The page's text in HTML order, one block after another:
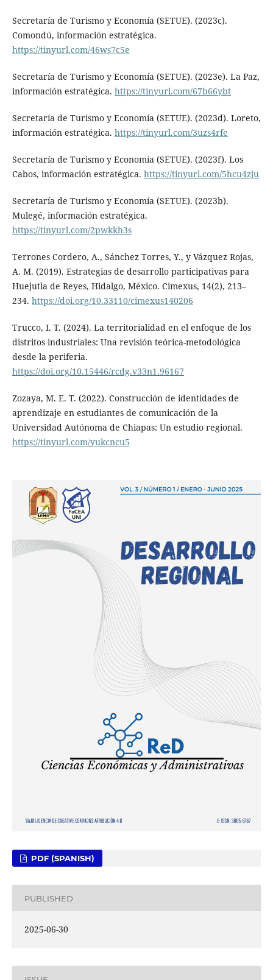
Secretaría de Turismo y Economía (SETUE). (2023c).
Comondú, información estratégica.
https://tinyurl.com/46ws7c5e
Secretaría de Turismo y Economía (SETUE). (2023e). La Paz,
información estratégica. https://tinyurl.com/67b66ybt
Secretaría de Turismo y Economía (SETUE). (2023d). Loreto,
información estratégica. https://tinyurl.com/3uzs4rfe
Secretaría de Turismo y Economía (SETUE). (2023f). Los
Cabos, información estratégica. https://tinyurl.com/5hcu4zju
Secretaría de Turismo y Economía (SETUE). (2023b).
Mulegé, información estratégica.
https://tinyurl.com/2pwkkh3s
Terrones Cordero, A., Sánchez Torres, Y., y Vázquez Rojas,
A. M. (2019). Estrategias de desarrollo participativas para
Huejutla de Reyes, Hidalgo, México. Cimexus, 14(2), 213–
234. https://doi.org/10.33110/cimexus140206
Trucco, I. T. (2024). La territorialidad en el enfoque de los
distritos industriales: Una revisión teórica-metodológica
desde la periferia.
https://doi.org/10.15446/rcdg.v33n1.96167
Zozaya, M. E. T. (2022). Construcción de identidades de
aprendizaje en estudiantes de comunicación de la
Universidad Autónoma de Chiapas: Un estudio regional.
https://tinyurl.com/yukcncu5
PDF (SPANISH)
PUBLISHED
2025-06-30